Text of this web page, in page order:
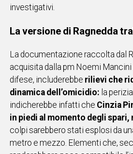
investigativi.
La versione di Ragnedda
La documentazione raccolta dal
acquisita dalla pm Noemi
difese, includerebbe rilievi che
dinamica dell’omicidio: la
indicherebbe infatti che Cinzia
in piedi al momento degli spari,
colpi sarebbero stati esplosi da
metro e mezzo. Elementi che,